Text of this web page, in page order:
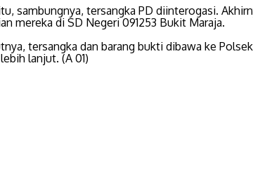
sambungnya, tersangka PD diinterogasi.
mereka di SD Negeri 091253 Bukit Maraja.
tersangka dan barang bukti dibawa ke
lanjut. (A 01)